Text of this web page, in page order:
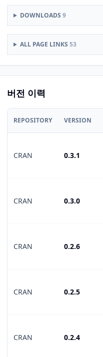
DOWNLOADS 9
ALL PAGE LINKS 53
버전 이력
REPOSITORY VERSION
CRAN 0.3.1
CRAN 0.3.0
CRAN 0.2.6
CRAN 0.2.5
CRAN 0.2.4